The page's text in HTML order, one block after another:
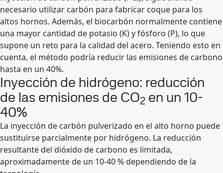
necesario utilizar carbón para fabricar coque para los
altos hornos. Además, el biocarbón normalmente contiene
una mayor cantidad de potasio (K) y fósforo (P), lo que
supone un reto para la calidad del acero. Teniendo esto en
cuenta, el método podría reducir las emisiones de carbono
hasta en un 40%.
Inyección de hidrógeno: reducción
de las emisiones de CO2 en un 10-
40%
La inyección de carbón pulverizado en el alto horno puede
sustituirse parcialmente por hidrógeno. La reducción
resultante del dióxido de carbono es limitada,
aproximadamente de un 10-40 % dependiendo de la